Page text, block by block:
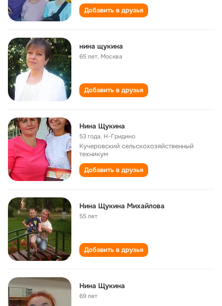
Добавить в друзья
нина щукина
65 лет, Москва
Добавить в друзья
Нина Щукина
53 года, Н-Гридино
Кучеровский сельскохозяйственный
техникум
Добавить в друзья
Нина Щукина Михайлова
55 лет
Добавить в друзья
Нина Щукина
69 лет